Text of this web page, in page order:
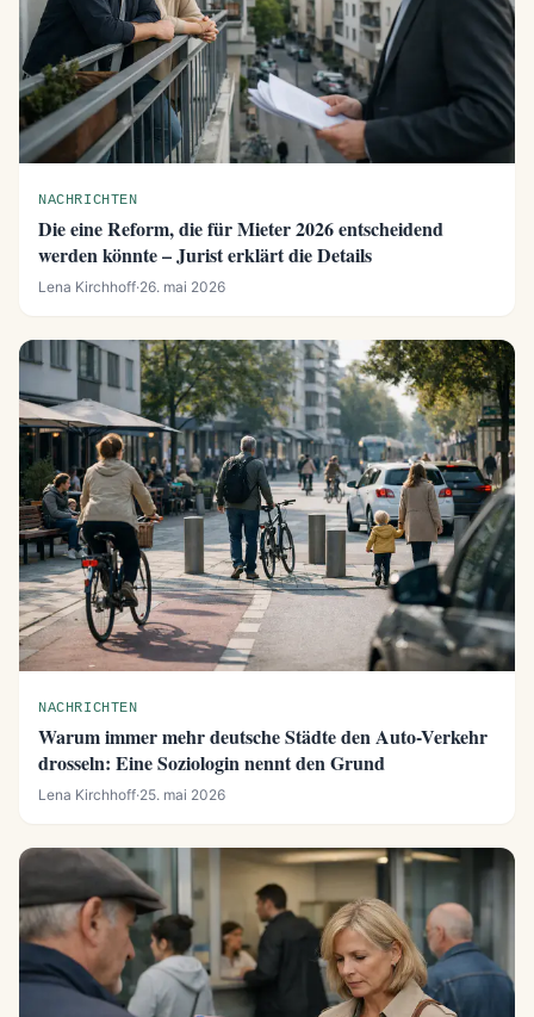
NACHRICHTEN
Die eine Reform, die für Mieter 2026 entscheidend
werden könnte – Jurist erklärt die Details
Lena Kirchhoff·26. mai 2026
NACHRICHTEN
Warum immer mehr deutsche Städte den Auto-Verkehr
drosseln: Eine Soziologin nennt den Grund
Lena Kirchhoff·25. mai 2026